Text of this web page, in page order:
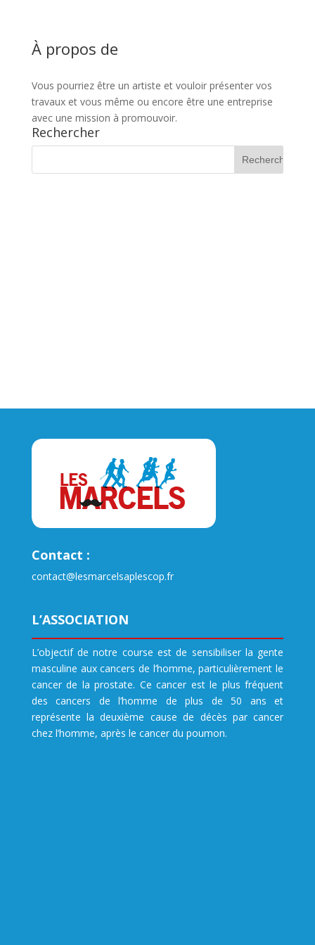
À propos de
Vous pourriez être un artiste et vouloir présenter vos
travaux et vous même ou encore être une entreprise
avec une mission à promouvoir.
Rechercher
Contact :
contact@lesmarcelsaplescop.fr
L’ASSOCIATION
L’objectif de notre course est de sensibiliser la gente
masculine aux cancers de l’homme, particulièrement le
cancer de la prostate. Ce cancer est le plus fréquent
des cancers de l’homme de plus de 50 ans et
représente la deuxième cause de décès par cancer
chez l’homme, après le cancer du poumon.